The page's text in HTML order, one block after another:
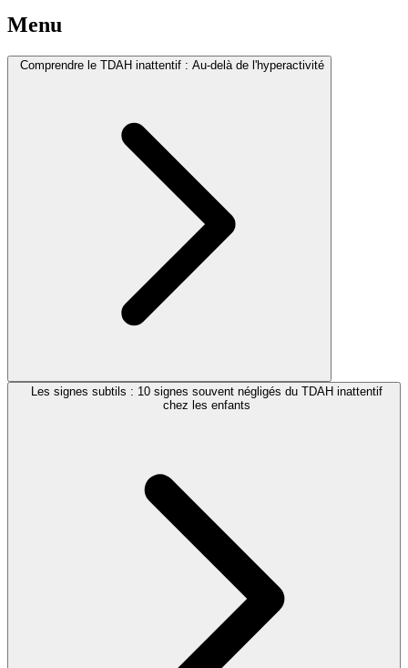
Menu
Comprendre le TDAH inattentif : Au-delà de l'hyperactivité
Les signes subtils : 10 signes souvent négligés du TDAH inattentif
chez les enfants